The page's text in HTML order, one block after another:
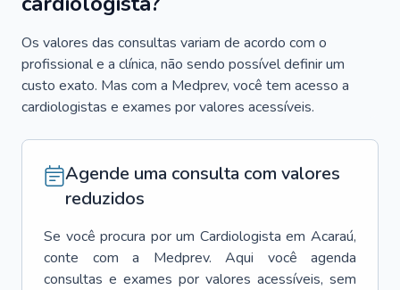
Os valores das consultas variam de acordo com o
profissional e a clínica, não sendo possível definir um
custo exato. Mas com a Medprev, você tem acesso a
cardiologistas e exames por valores acessíveis.
Agende uma consulta com valores
reduzidos
Se você procura por um Cardiologista em Acaraú,
conte com a Medprev. Aqui você agenda
consultas e exames por valores acessíveis, sem